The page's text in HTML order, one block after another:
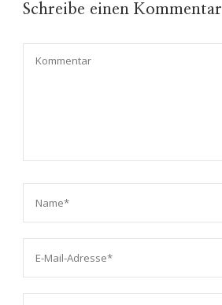
Schreibe einen Kommentar